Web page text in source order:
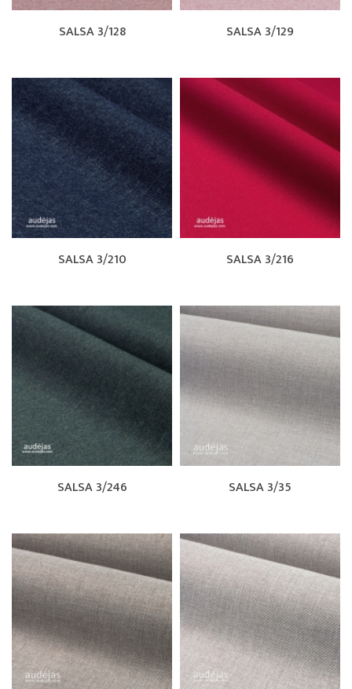
SALSA 3/128 SALSA 3/129
SALSA 3/210 SALSA 3/216
SALSA 3/246 SALSA 3/35